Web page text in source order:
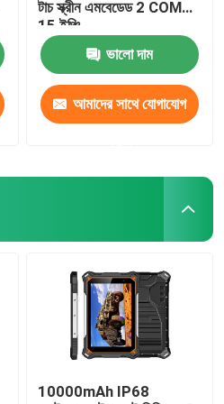
টাচ স্ক্রীন এমবেডেড 2 COM
15 ইঞ্চি
ভালো দাম
আমাদের সাথে যোগাযোগ
10000mAh IP68